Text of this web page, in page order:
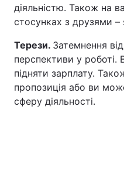
діяльністю. Також на
стосунках з друзями –
Терези. Затемнення
перспективи у
підняти зарплату.
пропозиція або ви
сферу діяльності.